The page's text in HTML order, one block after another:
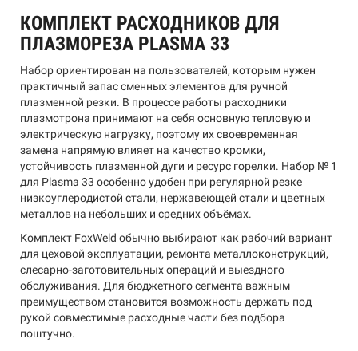
КОМПЛЕКТ РАСХОДНИКОВ ДЛЯ
ПЛАЗМОРЕЗА PLASMA 33
Набор ориентирован на пользователей, которым нужен
практичный запас сменных элементов для ручной
плазменной резки. В процессе работы расходники
плазмотрона принимают на себя основную тепловую и
электрическую нагрузку, поэтому их своевременная
замена напрямую влияет на качество кромки,
устойчивость плазменной дуги и ресурс горелки. Набор № 1
для Plasma 33 особенно удобен при регулярной резке
низкоуглеродистой стали, нержавеющей стали и цветных
металлов на небольших и средних объёмах.
Комплект FoxWeld обычно выбирают как рабочий вариант
для цеховой эксплуатации, ремонта металлоконструкций,
слесарно-заготовительных операций и выездного
обслуживания. Для бюджетного сегмента важным
преимуществом становится возможность держать под
рукой совместимые расходные части без подбора
поштучно.